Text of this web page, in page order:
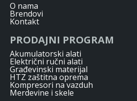
O nama
Brendovi
Kontakt
PRODAJNI PROGRAM
Akumulatorski alati
Električni ručni alati
Građevinski materijal
HTZ zaštitna oprema
Kompresori na vazduh
Merdevine i skele